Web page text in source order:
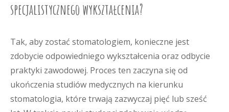
specjalistycznego wykształcenia?
Tak, aby zostać stomatologiem, konieczne jest
zdobycie odpowiedniego wykształcenia oraz odbycie
praktyki zawodowej. Proces ten zaczyna się od
ukończenia studiów medycznych na kierunku
stomatologia, które trwają zazwyczaj pięć lub sześć